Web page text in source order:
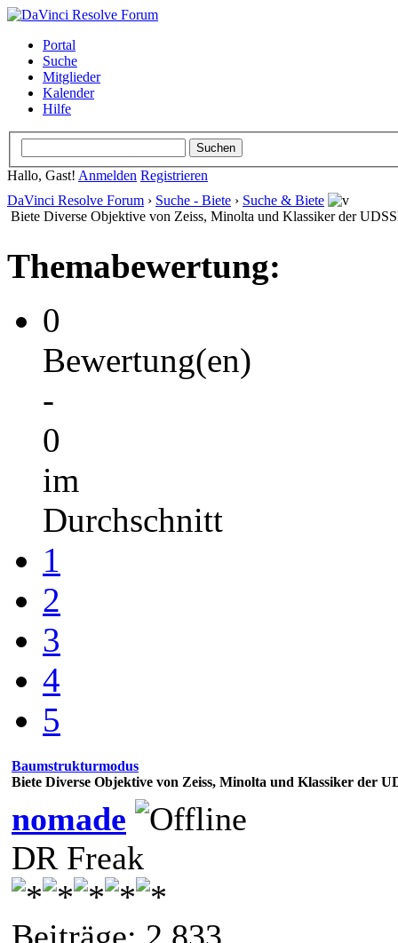
Portal
Suche
Mitglieder
Kalender
Hilfe
Hallo, Gast! Anmelden Registrieren
DaVinci Resolve Forum › Suche - Biete › Suche & Biete
Biete Diverse Objektive von Zeiss, Minolta und Klassiker der
Themabewertung:
0
Bewertung(en)
-
0
im
Durchschnitt
1
2
3
4
5
Baumstrukturmodus
Biete Diverse Objektive von Zeiss, Minolta und Klassiker der
nomade
DR Freak
Beiträge: 2.833